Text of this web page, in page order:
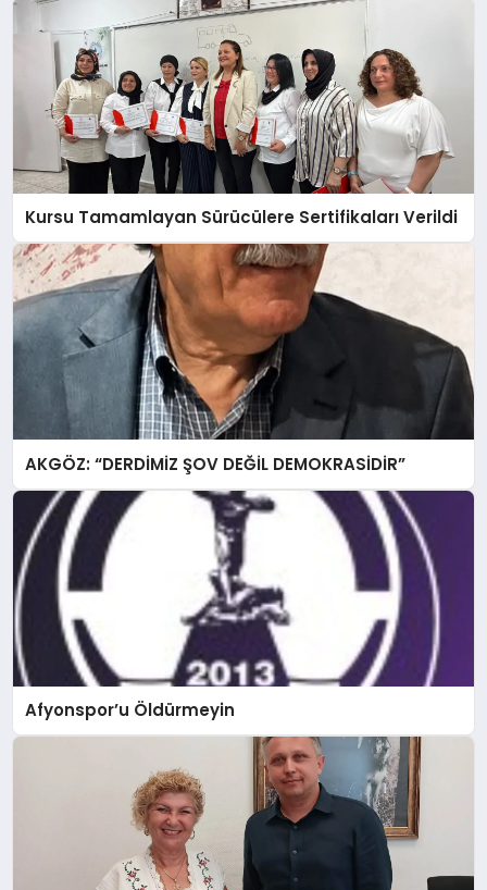
Kursu Tamamlayan Sürücülere Sertifikaları Verildi
AKGÖZ: “DERDİMİZ ŞOV DEĞİL DEMOKRASİDİR”
Afyonspor’u Öldürmeyin